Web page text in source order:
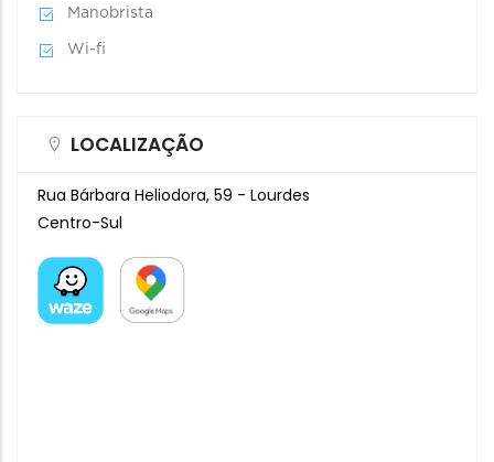
Manobrista
Wi-fi
LOCALIZAÇÃO
Rua Bárbara Heliodora, 59 - Lourdes
Centro-Sul